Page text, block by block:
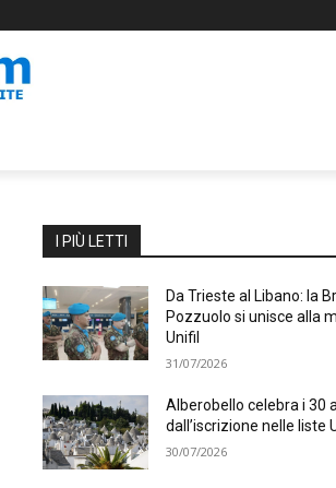
I PIÙ LETTI
Da Trieste al Libano: la
Pozzuolo si unisce alla
Unifil
31/07/2026
Alberobello celebra i 30
dall’iscrizione nelle liste
30/07/2026